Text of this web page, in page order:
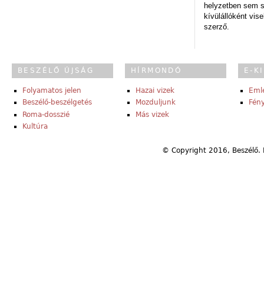
helyzetben sem
kívülállóként
szerző.
BESZÉLŐ ÚJSÁG
Folyamatos jelen
Beszélő-beszélgetés
Roma-dosszié
Kultúra
HÍRMONDÓ
Hazai vizek
Mozduljunk
Más vizek
E-
© Copyright 2016,